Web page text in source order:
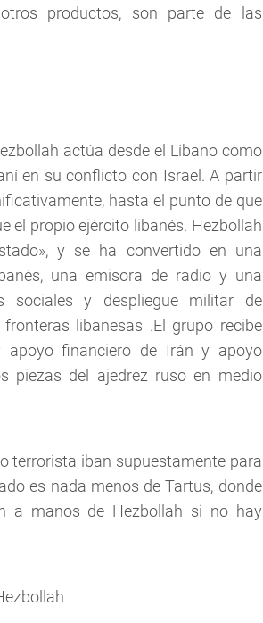
productos, son parte de las
actúa desde el Líbano como
en su conflicto con Israel. A partir
hasta el punto de que
el propio ejército libanés. Hezbollah
y se ha convertido en una
una emisora de radio y una
sociales y despliegue militar de
libanesas .El grupo recibe
apoyo financiero de Irán y apoyo
piezas del ajedrez ruso en medio
terrorista iban supuestamente para
es nada menos de Tartus, donde
a manos de Hezbollah si no hay